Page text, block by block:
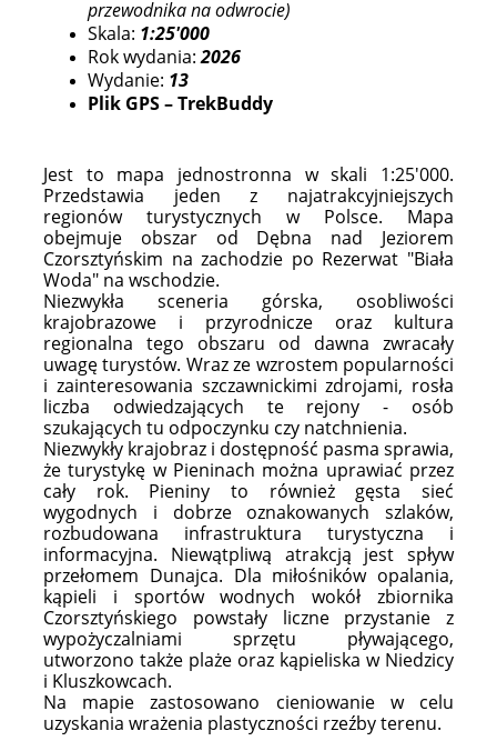
przewodnika na odwrocie)
Skala: 1:25'000
Rok wydania:2026
Wydanie: 13
Plik GPS – TrekBuddy
Jest to mapa jednostronna w skali 1:25'000.
Przedstawia jeden z najatrakcyjniejszych
regionów turystycznych w Polsce. Mapa
obejmuje obszar od Dębna nad Jeziorem
Czorsztyńskim na zachodzie po Rezerwat "Biała
Woda" na wschodzie.
Niezwykła sceneria górska, osobliwości
krajobrazowe i przyrodnicze oraz kultura
regionalna tego obszaru od dawna zwracały
uwagę turystów. Wraz ze wzrostem popularności
i zainteresowania szczawnickimi zdrojami, rosła
liczba odwiedzających te rejony - osób
szukających tu odpoczynku czy natchnienia.
Niezwykły krajobraz i dostępność pasma sprawia,
że turystykę w Pieninach można uprawiać przez
cały rok. Pieniny to również gęsta sieć
wygodnych i dobrze oznakowanych szlaków,
rozbudowana infrastruktura turystyczna i
informacyjna. Niewątpliwą atrakcją jest spływ
przełomem Dunajca. Dla miłośników opalania,
kąpieli i sportów wodnych wokół zbiornika
Czorsztyńskiego powstały liczne przystanie z
wypożyczalniami sprzętu pływającego,
utworzono także plaże oraz kąpieliska w Niedzicy
i Kluszkowcach.
Na mapie zastosowano cieniowanie w celu
uzyskania wrażenia plastyczności rzeźby terenu.